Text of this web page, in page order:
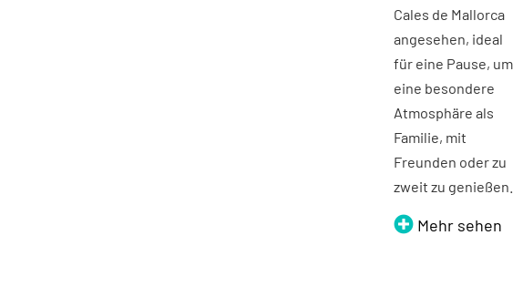
Cales de Mallorca
angesehen, ideal
für eine Pause, um
eine besondere
Atmosphäre als
Familie, mit
Freunden oder zu
zweit zu genießen.
Mehr sehen